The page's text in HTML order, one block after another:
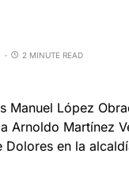
2 MINUTE READ
Manuel López
Arnoldo Martínez
Dolores en la